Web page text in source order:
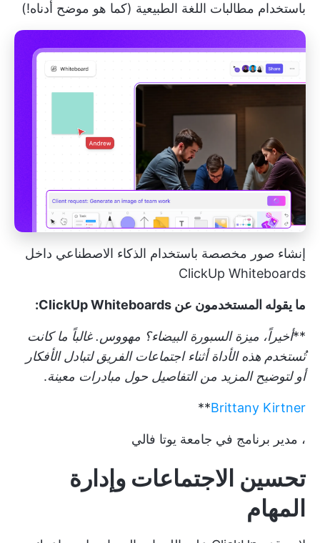
باستخدام مطالبات اللغة الطبيعية (كما هو موضح أدناه!)
إنشاء صور مخصصة باستخدام الذكاء الاصطناعي داخل
ClickUp Whiteboards
ما يقوله المستخدمون عن ClickUp Whiteboards:
**أخيراً، ميزة السبورة البيضاء؟ مهووس. غالباً ما كانت
تُستخدم هذه الأداة أثناء اجتماعات الفريق لتبادل الأفكار
أو لتوضيح المزيد من التفاصيل حول مبادرات معينة.
Brittany Kirtner
**
، مدير برنامج في جامعة يوتا فالي
تحسين الاجتماعات وإدارة
المهام